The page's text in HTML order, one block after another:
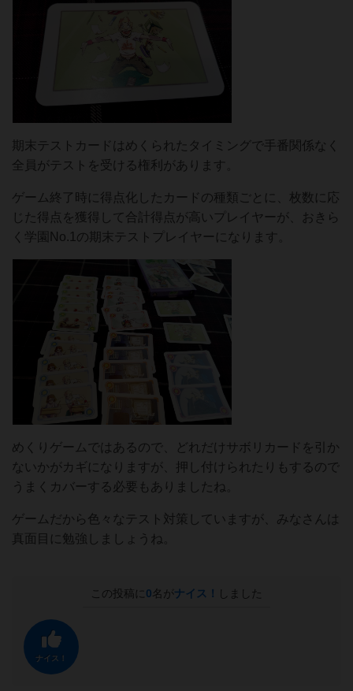
期末テストカードはめくられたタイミングで手番関係なく
全員がテストを受ける権利があります。
ゲーム終了時に得点化したカードの種類ごとに、枚数に応
じた得点を獲得して合計得点が高いプレイヤーが、おきら
く学園No.1の期末テストプレイヤーになります。
めくりゲームではあるので、どれだけサボリカードを引か
ないかがカギになりますが、押し付けられたりもするので
うまくカバーする必要もありましたね。
ゲームだから色々なテスト対策していますが、みなさんは
真面目に勉強しましょうね。
この投稿に 0名がナイス！ しました
ナイス！